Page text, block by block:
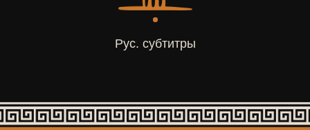
Рус. субтитры